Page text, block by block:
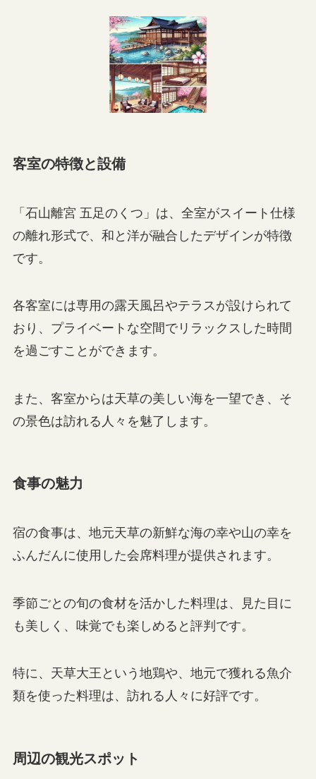
客室の特徴と設備
「石山離宮 五足のくつ」は、全室がスイート仕様
の離れ形式で、和と洋が融合したデザインが特徴
です。
各客室には専用の露天風呂やテラスが設けられて
おり、プライベートな空間でリラックスした時間
を過ごすことができます。
また、客室からは天草の美しい海を一望でき、そ
の景色は訪れる人々を魅了します。
食事の魅力
宿の食事は、地元天草の新鮮な海の幸や山の幸を
ふんだんに使用した会席料理が提供されます。
季節ごとの旬の食材を活かした料理は、見た目に
も美しく、味覚でも楽しめると評判です。
特に、天草大王という地鶏や、地元で獲れる魚介
類を使った料理は、訪れる人々に好評です。
周辺の観光スポット